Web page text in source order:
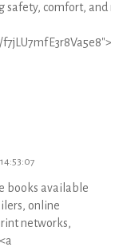
safety, comfort, and
books available
online
networks,